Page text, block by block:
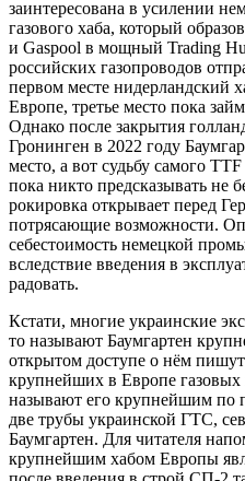
заинтересована в усилении
газового хаба, который
и Gaspool в мощный Trading
российских газопроводов
первом месте нидерландский
Европе, третье место пока
Однако после закрытия
Гронинген в 2022 году
место, а вот судьбу самого
пока никто предсказывать не
рокировка открывает перед
потрясающие возможности.
себестоимость немецкой
вследствие введения в
радовать.
Кстати, многие украинские
то называют Баумгартен
открытом доступе о нём
крупнейших в Европе
называют его крупнейшим по
две трубы украинской ГТС,
Баумгартен. Для читателя
крупнейшим хабом Европы